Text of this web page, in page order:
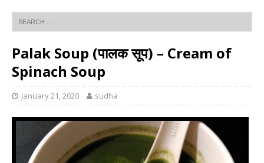
Palak Soup (पालक सूप) – Cream of
Spinach Soup
January 21, 2020 sudha